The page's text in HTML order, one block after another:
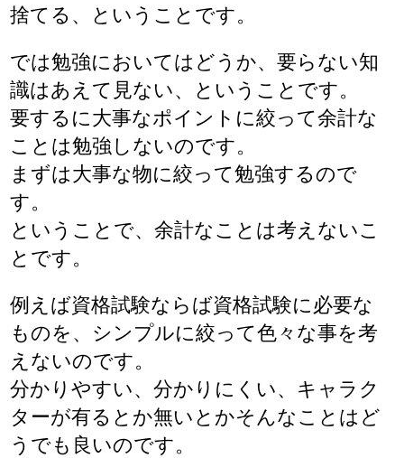
捨てる、ということです。
では勉強においてはどうか、要らない知
識はあえて見ない、ということです。
要するに大事なポイントに絞って余計な
ことは勉強しないのです。
まずは大事な物に絞って勉強するので
す。
ということで、余計なことは考えないこ
とです。
例えば資格試験ならば資格試験に必要な
ものを、シンプルに絞って色々な事を考
えないのです。
分かりやすい、分かりにくい、キャラク
ターが有るとか無いとかそんなことはど
うでも良いのです。